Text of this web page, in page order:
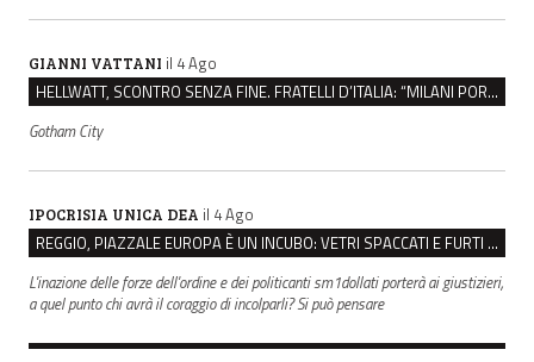
GIANNI VATTANI il 4 Ago
HELLWATT, SCONTRO SENZA FINE. FRATELLI D’ITALIA: “MILANI PORTA DOCUMENTI, DE FRANCO INSULTI”
Gotham City
IPOCRISIA UNICA DEA il 4 Ago
REGGIO, PIAZZALE EUROPA È UN INCUBO: VETRI SPACCATI E FURTI SULLE AUTO IN SOSTA
L'inazione delle forze dell'ordine e dei politicanti sm1dollati porterà ai giustizieri,
a quel punto chi avrà il coraggio di incolparli? Si può pensare